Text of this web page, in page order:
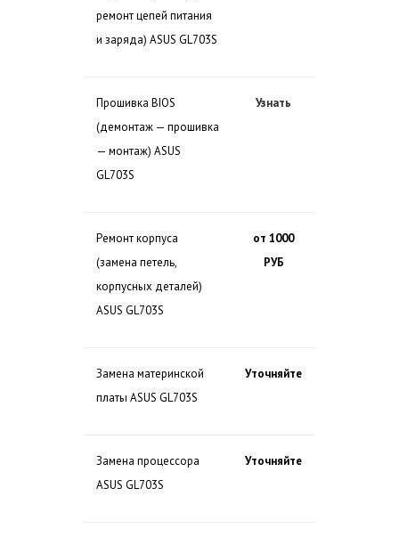
ремонт цепей питания
и заряда) ASUS GL703S
Прошивка BIOS
(демонтаж — прошивка
— монтаж) ASUS
GL703S
Узнать
Ремонт корпуса
(замена петель,
корпусных деталей)
ASUS GL703S
от 1000
РУБ
Замена материнской
платы ASUS GL703S
Уточняйте
Замена процессора
ASUS GL703S
Уточняйте